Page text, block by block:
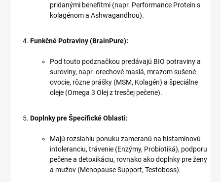
pridanými benefitmi (napr. Performance Protein s
kolagénom a Ashwagandhou).
Funkčné Potraviny (BrainPure):
Pod touto podznačkou predávajú BIO potraviny a
suroviny, napr. orechové maslá, mrazom sušené
ovocie, rôzne prášky (MSM, Kolagén) a špeciálne
oleje (Omega 3 Olej z tresčej pečene).
Doplnky pre Špecifické Oblasti:
Majú rozsiahlu ponuku zameranú na histamínovú
intoleranciu, trávenie (Enzýmy, Probiotiká), podporu
pečene a detoxikáciu, rovnako ako doplnky pre ženy
a mužov (Menopause Support, Testoboss).